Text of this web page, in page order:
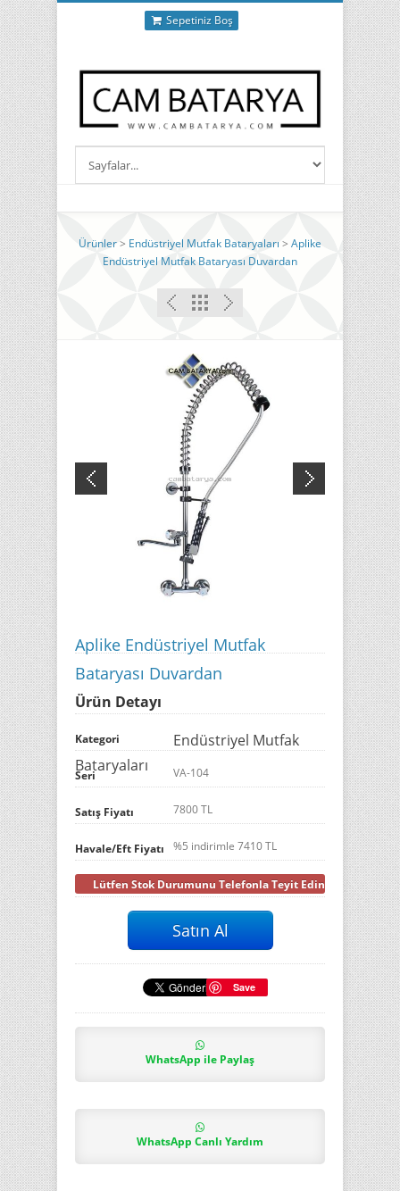
Sepetiniz Boş
Ürünler> Endüstriyel Mutfak Bataryaları > Aplike
Endüstriyel Mutfak Bataryası Duvardan
Aplike Endüstriyel Mutfak
Bataryası Duvardan
Ürün Detayı
Kategori
Endüstriyel Mutfak
Bataryaları
Seri VA-104
Satış Fiyatı 7800 TL
Havale/Eft Fiyatı %5 indirimle 7410TL
Lütfen Stok Durumunu Telefonla Teyit Ediniz
Save
WhatsApp ile Paylaş
WhatsApp Canlı Yardım